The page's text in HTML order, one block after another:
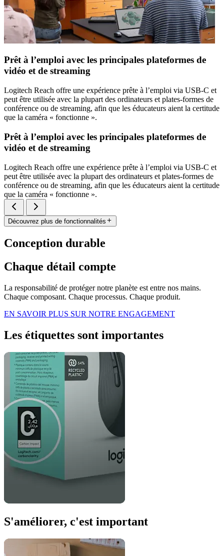
Prêt à l’emploi avec les principales plateformes de
vidéo et de streaming
Logitech Reach offre une expérience prête à l’emploi via USB-C et
peut être utilisée avec la plupart des ordinateurs et plates-formes de
conférence ou de streaming, afin que les éducateurs aient la certitude
que la caméra « fonctionne ».
Prêt à l’emploi avec les principales plateformes de
vidéo et de streaming
Logitech Reach offre une expérience prête à l’emploi via USB-C et
peut être utilisée avec la plupart des ordinateurs et plates-formes de
conférence ou de streaming, afin que les éducateurs aient la certitude
que la caméra « fonctionne ».
Découvrez plus de fonctionnalités
Conception durable
Chaque détail compte
La responsabilité de protéger notre planète est entre nos mains.
Chaque composant. Chaque processus. Chaque produit.
EN SAVOIR PLUS SUR NOTRE ENGAGEMENT
Les étiquettes sont importantes
S'améliorer, c'est important